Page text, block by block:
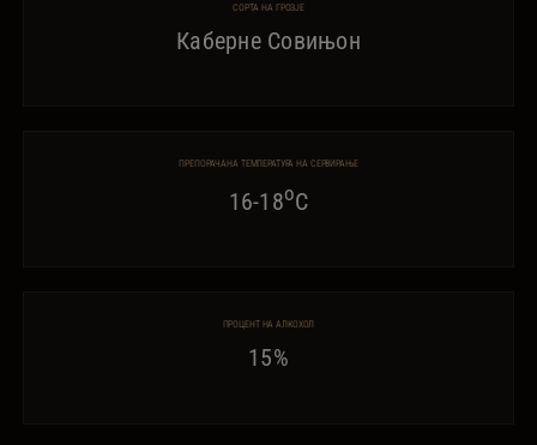
СОРТА НА ГРОЗЈЕ
Каберне Совињон
ПРЕПОРАЧАНА ТЕМПЕРАТУРА НА СЕРВИРАЊЕ
16-18oC
ПРОЦЕНТ НА АЛКОХОЛ
15%